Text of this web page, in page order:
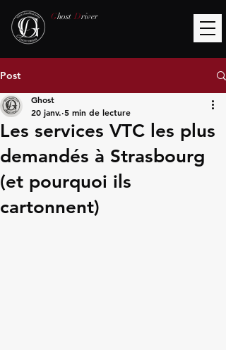
Ghost Driver
Post
Les services VTC les plus
demandés à Strasbourg
(et pourquoi ils
cartonnent)
Ghost
20 janv. 5 min de lecture